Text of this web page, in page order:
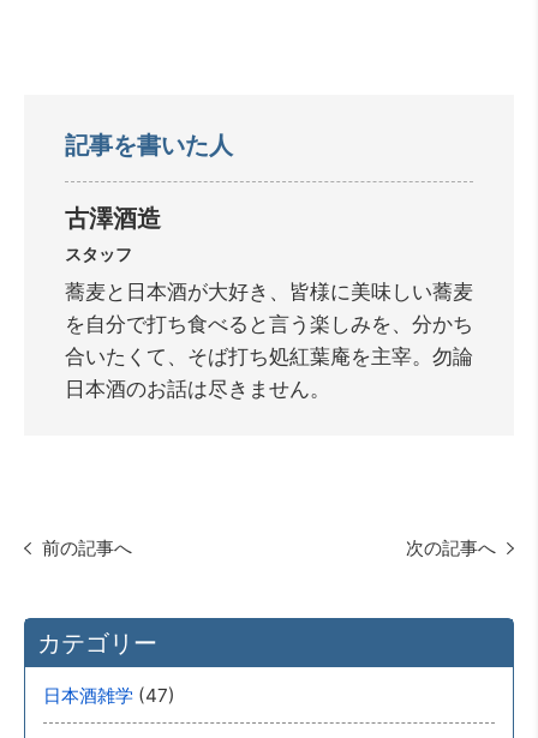
記事を書いた人
古澤酒造
スタッフ
蕎麦と日本酒が大好き、皆様に美味しい蕎麦
を自分で打ち食べると言う楽しみを、分かち
合いたくて、そば打ち処紅葉庵を主宰。勿論
日本酒のお話は尽きません。
前の記事へ 次の記事へ
カテゴリー
日本酒雑学 (47)